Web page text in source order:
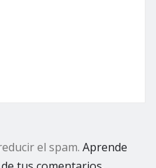
el spam. Aprende